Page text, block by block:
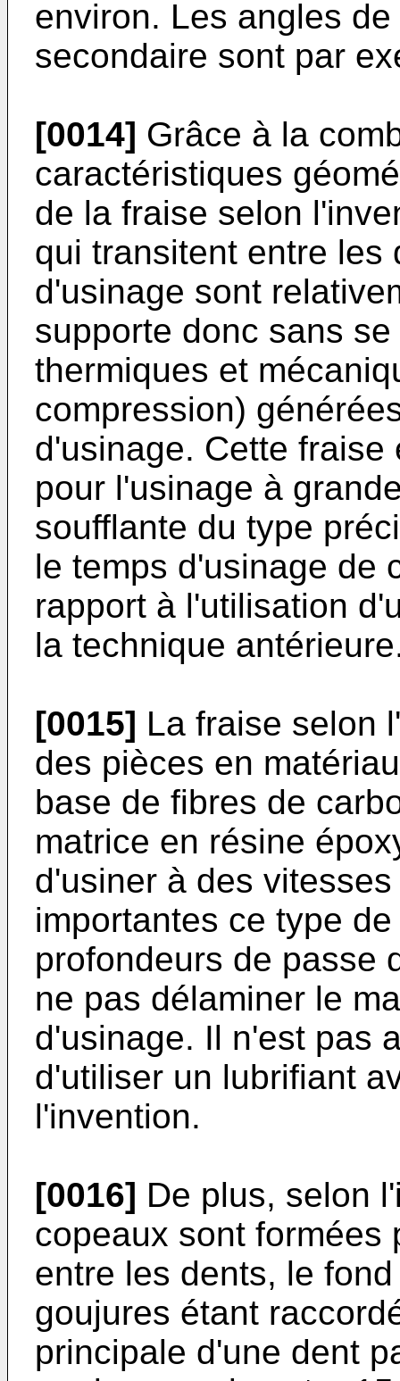
environ. Les angles
secondaire sont par
[0014] Grâce à la
caractéristiques
de la fraise selon
qui transitent entre les
d'usinage sont
supporte donc sans
thermiques et
compression)
d'usinage. Cette
pour l'usinage à
soufflante du type
le temps d'usinage de
rapport à l'utilisation
la technique
[0015] La fraise selon
des pièces en
base de fibres de
matrice en résine
d'usiner à des
importantes ce type
profondeurs de passe
ne pas délaminer le
d'usinage. Il n'est pas
d'utiliser un lubrifiant
l'invention.
[0016] De plus, selon
copeaux sont formées
entre les dents, le
goujures étant
principale d'une dent